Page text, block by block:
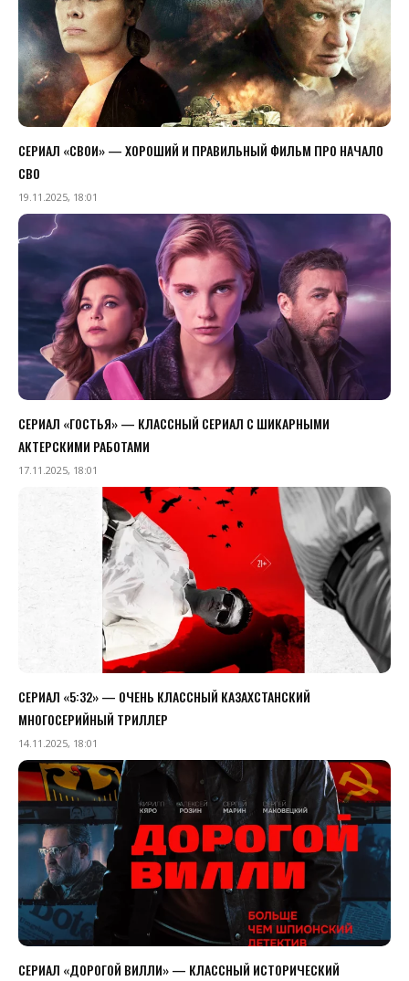
СЕРИАЛ «СВОИ» — ХОРОШИЙ И ПРАВИЛЬНЫЙ ФИЛЬМ ПРО НАЧАЛО
СВО
19.11.2025, 18:01
СЕРИАЛ «ГОСТЬЯ» — КЛАССНЫЙ СЕРИАЛ С ШИКАРНЫМИ
АКТЕРСКИМИ РАБОТАМИ
17.11.2025, 18:01
СЕРИАЛ «5:32» — ОЧЕНЬ КЛАССНЫЙ КАЗАХСТАНСКИЙ
МНОГОСЕРИЙНЫЙ ТРИЛЛЕР
14.11.2025, 18:01
СЕРИАЛ «ДОРОГОЙ ВИЛЛИ» — КЛАССНЫЙ ИСТОРИЧЕСКИЙ